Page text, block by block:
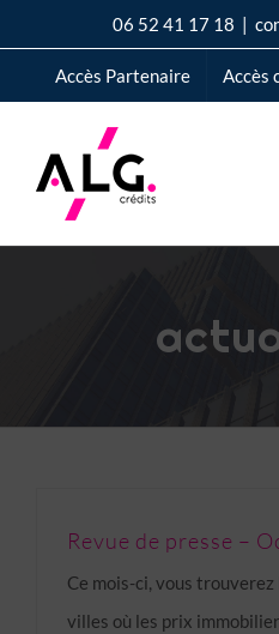
au
06 52 41 17 18 |
Accès Partenaire Accès
Revue de presse –
Ce mois-ci, vous
villes où les prix